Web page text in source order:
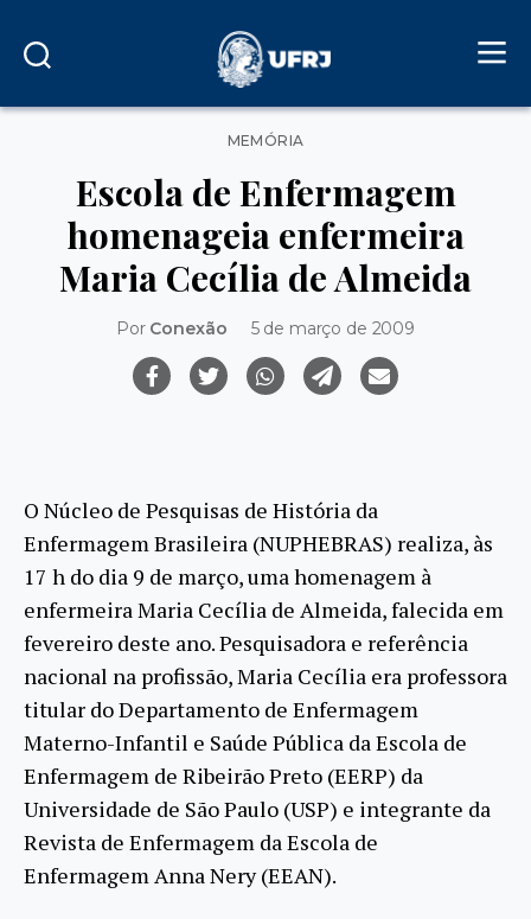
Categorias
MEMÓRIA
Escola de Enfermagem
homenageia enfermeira
Maria Cecília de Almeida
Por Conexão 5 de março de 2009
O Núcleo de Pesquisas de História da
Enfermagem Brasileira (NUPHEBRAS) realiza, às
17 h do dia 9 de março, uma homenagem à
enfermeira Maria Cecília de Almeida, falecida em
fevereiro deste ano. Pesquisadora e referência
nacional na profissão, Maria Cecília era professora
titular do Departamento de Enfermagem
Materno-Infantil e Saúde Pública da Escola de
Enfermagem de Ribeirão Preto (EERP) da
Universidade de São Paulo (USP) e integrante da
Revista de Enfermagem da Escola de
Enfermagem Anna Nery (EEAN).